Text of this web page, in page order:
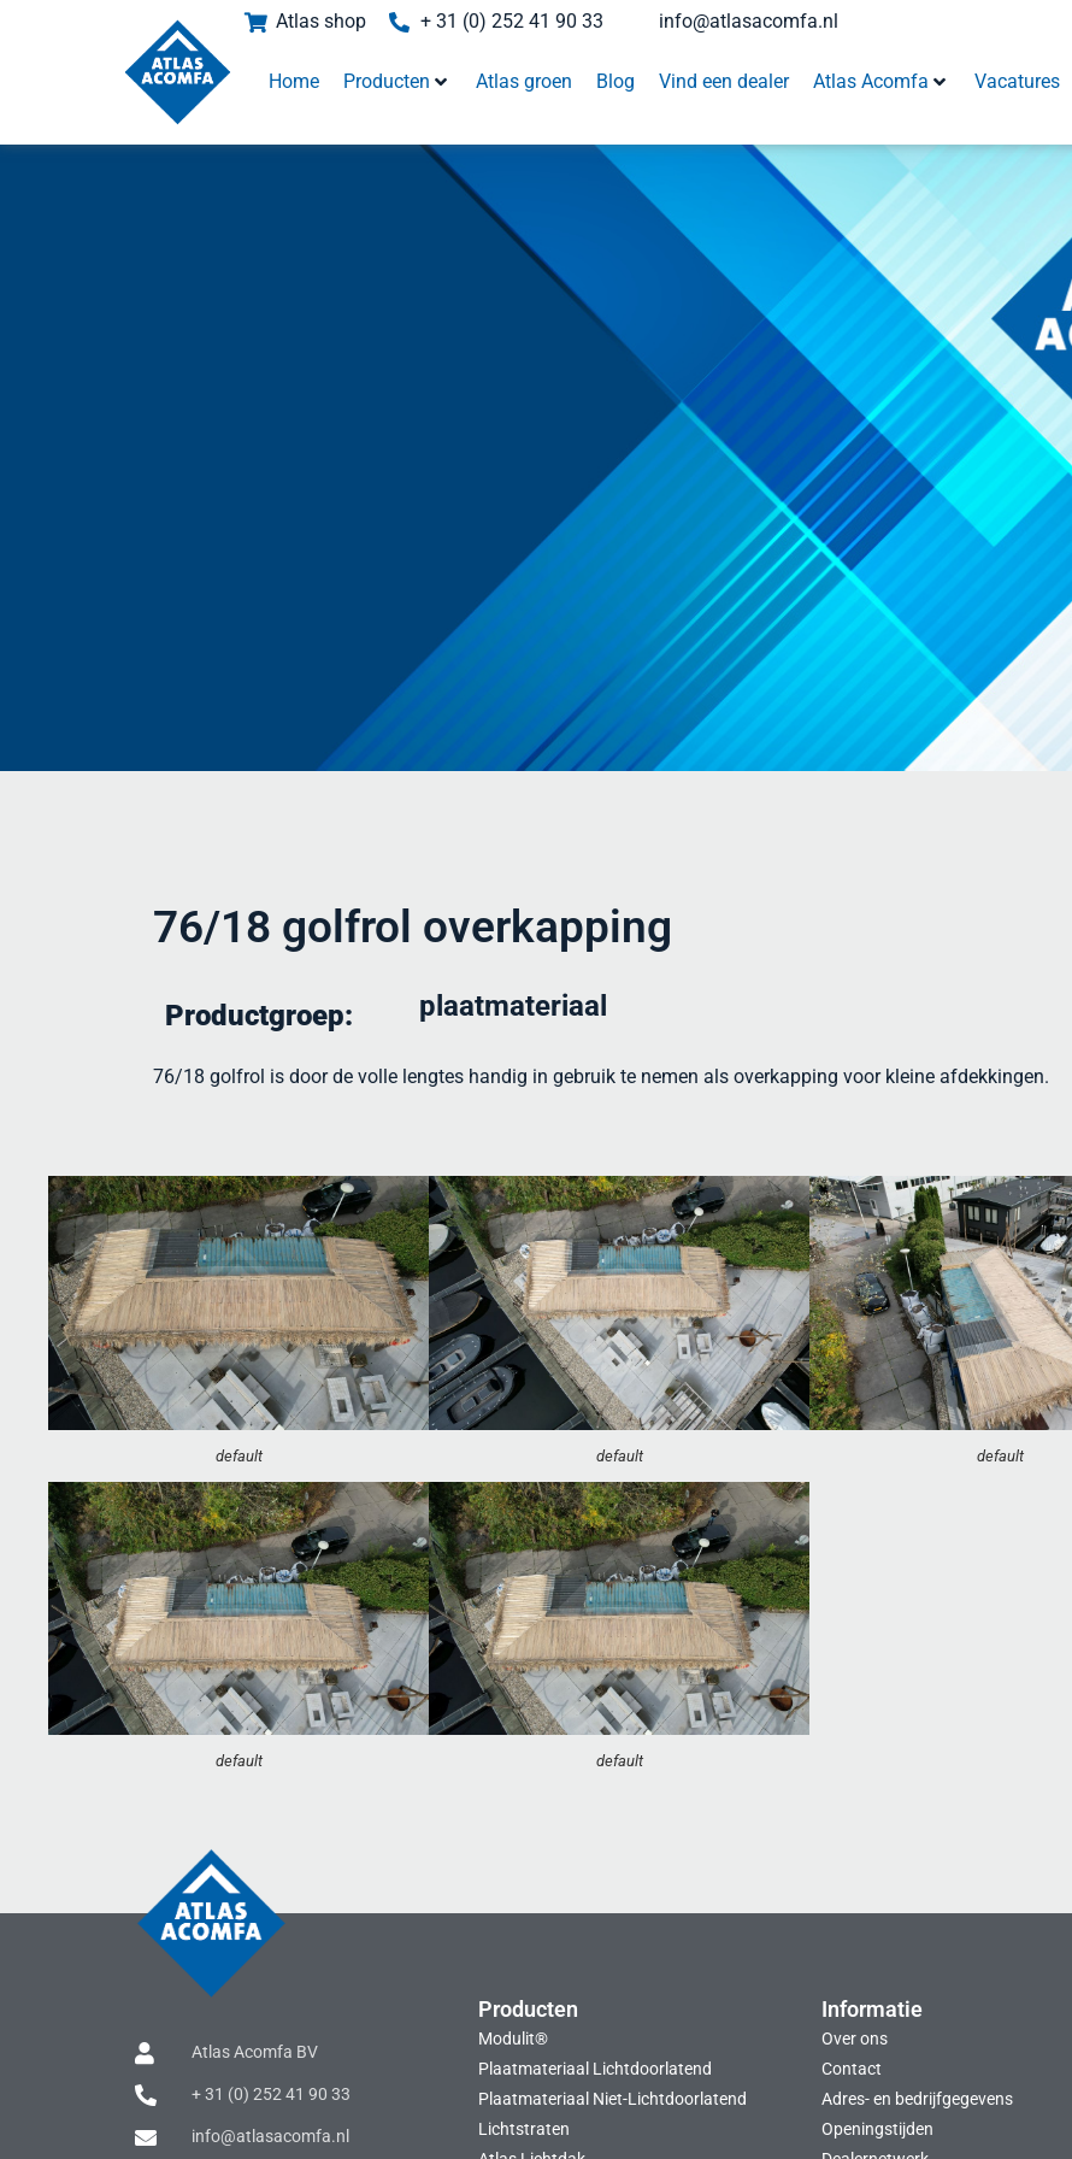
Atlas shop + 31 (0) 252 41 90 33 info@atlasacomfa.nl
Home Producten Atlas groen Blog Vind een dealer Atlas Acomfa Vacatures
76/18 golfrol overkapping
Productgroep: plaatmateriaal
76/18 golfrol is door de volle lengtes handig in gebruik te nemen als overkapping voor kleine afdekkingen.
default default default
default default
Atlas Acomfa BV
+ 31 (0) 252 41 90 33
info@atlasacomfa.nl
Producten
Modulit®
Plaatmateriaal Lichtdoorlatend
Plaatmateriaal Niet-Lichtdoorlatend
Lichtstraten
Informatie
Over ons
Contact
Adres- en bedrijfgegevens
Openingstijden